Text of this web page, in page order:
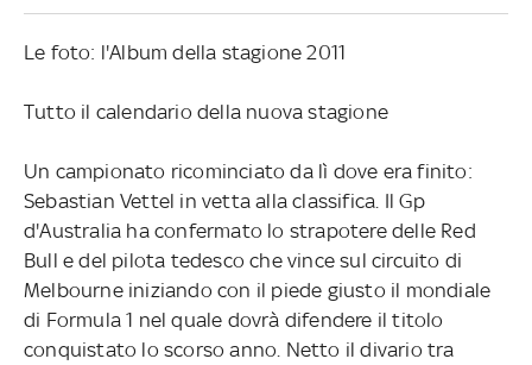
Le foto: l'Album della stagione 2011
Tutto il calendario della nuova stagione
Un campionato ricominciato da lì dove era finito:
Sebastian Vettel in vetta alla classifica. Il Gp
d'Australia ha confermato lo strapotere delle Red
Bull e del pilota tedesco che vince sul circuito di
Melbourne iniziando con il piede giusto il mondiale
di Formula 1 nel quale dovrà difendere il titolo
conquistato lo scorso anno. Netto il divario tra